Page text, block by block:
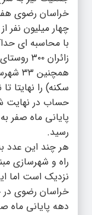
خراسان رضوی
چهار میلیون نفر
با محاسبه ای
زائران
سکنه) را نهایتا
حساب در نهایت
پایانی ماه صفر
رسید.
هر چند این عدد
راه و شهرسازی
نزدیک است اما
دهه پایانی ماه